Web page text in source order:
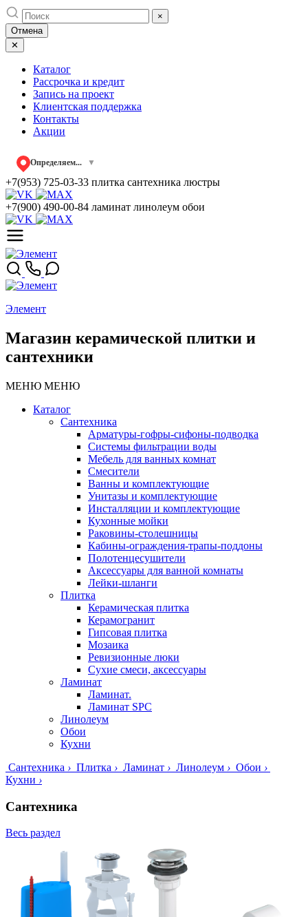
Skip
to
content
×
Отмена
✕
Каталог
Рассрочка и кредит
Запись на проект
Клиентская поддержка
Контакты
Акции
Определяем... ▼
+7(953) 725-03-33 плитка сантехника люстры
+7(900) 490-00-84 ламинат линолеум обои
Элемент
Магазин керамической плитки и
сантехники
МЕНЮ МЕНЮ
Каталог
Сантехника
Арматуры-гофры-сифоны-подводка
Системы фильтрации воды
Мебель для ванных комнат
Смесители
Ванны и комплектующие
Унитазы и комплектующие
Инсталляции и комплектующие
Кухонные мойки
Раковины-столешницы
Кабины-ограждения-трапы-поддоны
Полотенцесушители
Аксессуары для ванной комнаты
Лейки-шланги
Плитка
Керамическая плитка
Керамогранит
Гипсовая плитка
Мозаика
Ревизионные люки
Сухие смеси, аксессуары
Ламинат
Ламинат.
Ламинат SPC
Линолеум
Обои
Кухни
Сантехника › Плитка › Ламинат › Линолеум › Обои ›
Кухни ›
Сантехника
Весь раздел